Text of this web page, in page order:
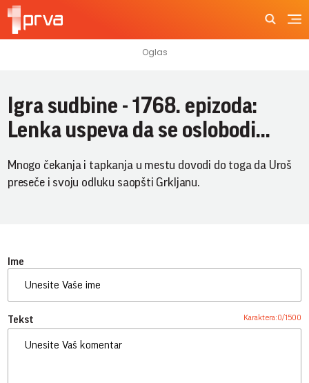
Igra sudbine - 1768. epizoda:
Lenka uspeva da se oslobodi...
Mnogo čekanja i tapkanja u mestu dovodi do toga da Uroš
preseče i svoju odluku saopšti Grkljanu.
Ime
Tekst Karaktera:0/1500